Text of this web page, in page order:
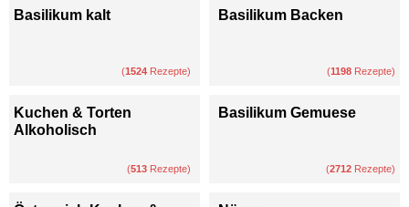
Basilikum kalt
(1524 Rezepte)
Basilikum Backen
(1198 Rezepte)
Kuchen & Torten
Alkoholisch
(513 Rezepte)
Basilikum Gemuese
(2712 Rezepte)